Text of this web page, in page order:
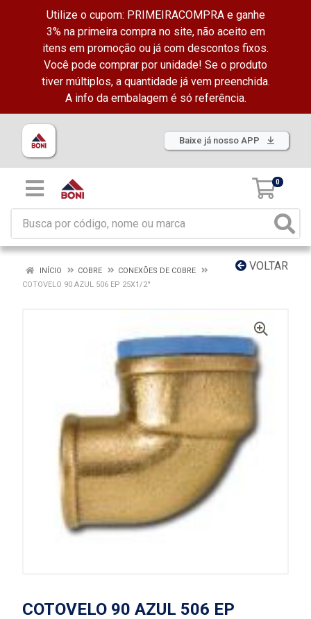
Utilize o cupom: PRIMEIRACOMPRA e ganhe
3% na primeira compra no site, não aceito em
itens em promoção ou já com descontos fixos.
Você pode comprar por unidade! Se o produto
tiver múltiplos, a quantidade já vem preenchida.
A info da embalagem é só referência.
Baixe já nosso APP
0
VOLTAR
INÍCIO COBRE
CONEXÕES DE COBRE
COTOVELO 90 AZUL 506 EP 25X1/2''
COTOVELO 90 AZUL 506 EP